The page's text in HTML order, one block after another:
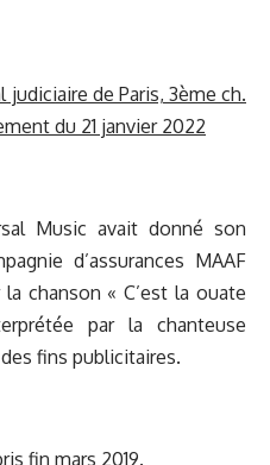
judiciaire de Paris, 3ème ch.
du 21 janvier 2022
Music avait donné son
d’assurances MAAF
la chanson « C’est la ouate
par la chanteuse
fins publicitaires.
fin mars 2019.